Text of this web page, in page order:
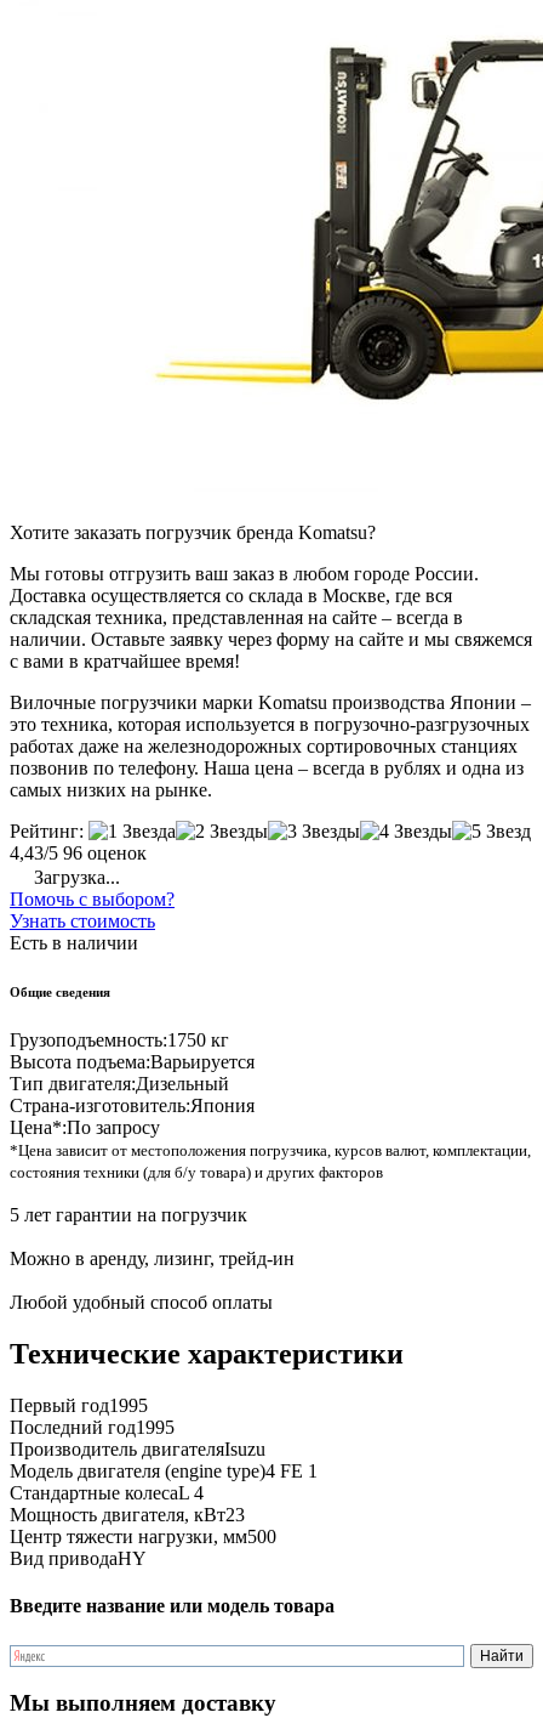
Хотите заказать погрузчик бренда Komatsu?
Мы готовы отгрузить ваш заказ в любом городе России.
Доставка осуществляется со склада в Москве, где вся
складская техника, представленная на сайте – всегда в
наличии. Оставьте заявку через форму на сайте и мы свяжемся
с вами в кратчайшее время!
Вилочные погрузчики марки Komatsu производства Японии –
это техника, которая используется в погрузочно-разгрузочных
работах даже на железнодорожных сортировочных станциях
позвонив по телефону. Наша цена – всегда в рублях и одна из
самых низких на рынке.
Рейтинг:
4,43/5 96 оценок
Загрузка...
Помочь с выбором?
Узнать стоимость
Есть в наличии
Общие сведения
Грузоподъемность:1750 кг
Высота подъема:Варьируется
Тип двигателя:Дизельный
Страна-изготовитель:Япония
Цена*:По запросу
*Цена зависит от местоположения погрузчика, курсов валют, комплектации,
состояния техники (для б/у товара) и других факторов
5 лет гарантии на погрузчик
Можно в аренду, лизинг, трейд-ин
Любой удобный способ оплаты
Технические характеристики
Первый год1995
Последний год1995
Производитель двигателяIsuzu
Модель двигателя (engine type)4 FE 1
Стандартные колесаL 4
Мощность двигателя, кВт23
Центр тяжести нагрузки, мм500
Вид приводаHY
Введите название или модель товара
Мы выполняем доставку